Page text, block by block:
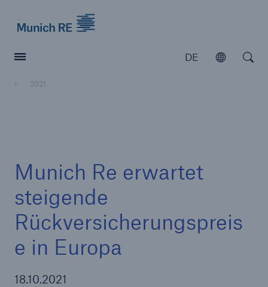
DE
Öffnen
2021
Munich Re erwartet
steigende
Rückversicherungspreis
e in Europa
18.10.2021